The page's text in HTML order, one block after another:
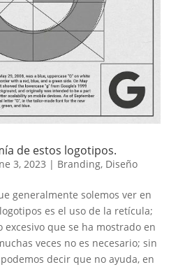
de estos logotipos.
3, 2023 | Branding, Diseño
generalmente solemos ver en
es el uso de la retícula;
excesivo que se ha mostrado en
veces no es necesario; sin
decir que no ayuda, en